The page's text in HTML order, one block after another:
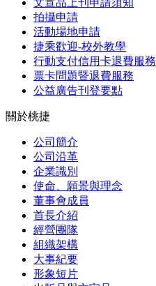
拍攝申請
活動場地申請
捷乘歡迎-校外教學
行動支付信用卡退費服務
票卡問題暨退費服務
公益廣告刊登要點
關於桃捷
公司簡介
公司沿革
企業識別
使命、願景與理念
董事會成員
首長介紹
經營團隊
組織架構
大事紀要
形象短片